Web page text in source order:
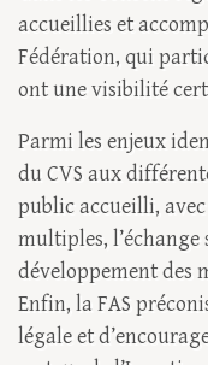
accueillies et
Fédération, qui
ont une visibilité
Parmi les enjeux
du CVS aux
public accueilli,
multiples, l’échange
développement des
Enfin, la FAS
légale et